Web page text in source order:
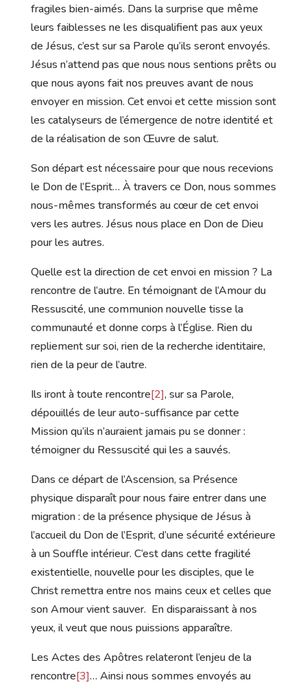
fragiles bien-aimés. Dans la surprise que même
leurs faiblesses ne les disqualifient pas aux yeux
de Jésus, c’est sur sa Parole qu’ils seront envoyés.
Jésus n’attend pas que nous nous sentions prêts ou
que nous ayons fait nos preuves avant de nous
envoyer en mission. Cet envoi et cette mission sont
les catalyseurs de l’émergence de notre identité et
de la réalisation de son Œuvre de salut.
Son départ est nécessaire pour que nous recevions
le Don de l’Esprit… À travers ce Don, nous sommes
nous-mêmes transformés au cœur de cet envoi
vers les autres. Jésus nous place en Don de Dieu
pour les autres.
Quelle est la direction de cet envoi en mission ? La
rencontre de l’autre. En témoignant de l’Amour du
Ressuscité, une communion nouvelle tisse la
communauté et donne corps à l’Église. Rien du
repliement sur soi, rien de la recherche identitaire,
rien de la peur de l’autre.
Ils iront à toute rencontre[2], sur sa Parole,
dépouillés de leur auto-suffisance par cette
Mission qu’ils n’auraient jamais pu se donner :
témoigner du Ressuscité qui les a sauvés.
Dans ce départ de l’Ascension, sa Présence
physique disparaît pour nous faire entrer dans une
migration : de la présence physique de Jésus à
l’accueil du Don de l’Esprit, d’une sécurité extérieure
à un Souffle intérieur. C’est dans cette fragilité
existentielle, nouvelle pour les disciples, que le
Christ remettra entre nos mains ceux et celles que
son Amour vient sauver. En disparaissant à nos
yeux, il veut que nous puissions apparaître.
Les Actes des Apôtres relateront l’enjeu de la
rencontre[3]… Ainsi nous sommes envoyés au